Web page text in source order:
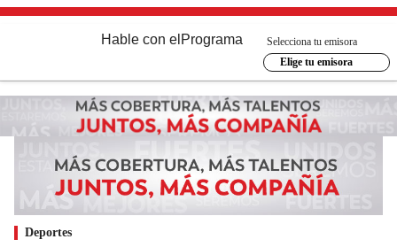
Hable con el Programa
Selecciona tu emisora
Elige tu emisora
Deportes